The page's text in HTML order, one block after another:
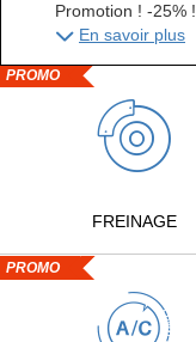
Promotion ! -25% !
En savoir plus
PROMO
FREINAGE
PROMO